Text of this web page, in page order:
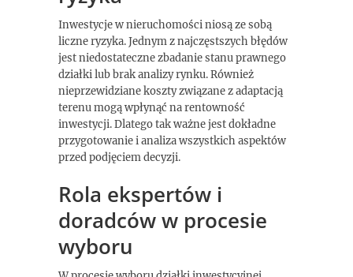
Inwestycje w nieruchomości niosą ze sobą
liczne ryzyka. Jednym z najczęstszych błędów
jest niedostateczne zbadanie stanu prawnego
działki lub brak analizy rynku. Również
nieprzewidziane koszty związane z adaptacją
terenu mogą wpłynąć na rentowność
inwestycji. Dlatego tak ważne jest dokładne
przygotowanie i analiza wszystkich aspektów
przed podjęciem decyzji.
Rola ekspertów i
doradców w procesie
wyboru